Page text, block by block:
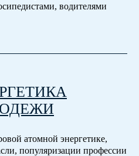
водителями
атомной энергетике,
популяризации профессии